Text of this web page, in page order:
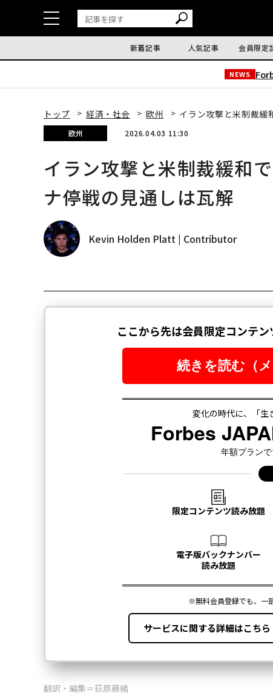
新着記事 人気記事 会員限定
NEWS
トップ 経済・社会 欧州 イラン攻撃と米制裁緩
欧州 2026.04.03 11:30
イラン攻撃と米制裁緩和
ナ停戦の見通しは瓦解
Kevin Holden Platt | Contributor
翻訳・編集＝荻原藤緒